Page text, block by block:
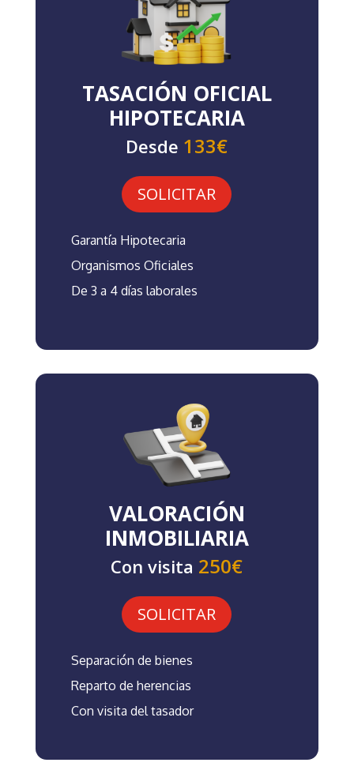
TASACIÓN OFICIAL
HIPOTECARIA
Desde 133€
SOLICITAR
Garantía Hipotecaria
Organismos Oficiales
De 3 a 4 días laborales
VALORACIÓN
INMOBILIARIA
Con visita 250€
SOLICITAR
Separación de bienes
Reparto de herencias
Con visita del tasador